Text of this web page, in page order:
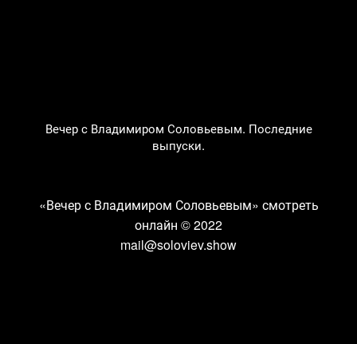
Вечер с Владимиром Соловьевым. Последние
выпуски.
«Вечер с Владимиром Соловьевым» смотреть
онлайн © 2022
mail@soloviev.show